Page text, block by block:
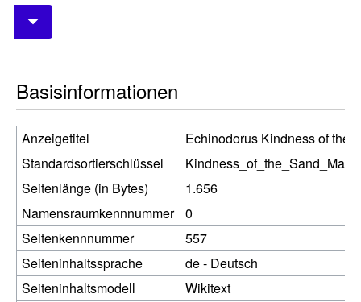
Basisinformationen
Anzeigetitel
Echinodorus Kindness of the
Standardsortierschlüssel
Kindness_of_the_Sand_Man
Seitenlänge (in Bytes)
1.656
Namensraumkennnummer
0
Seitenkennnummer
557
Seiteninhaltssprache
de - Deutsch
Seiteninhaltsmodell
Wikitext